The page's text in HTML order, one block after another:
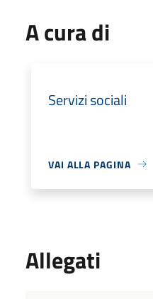
A cura di
Servizi sociali
VAI ALLA PAGINA
Allegati